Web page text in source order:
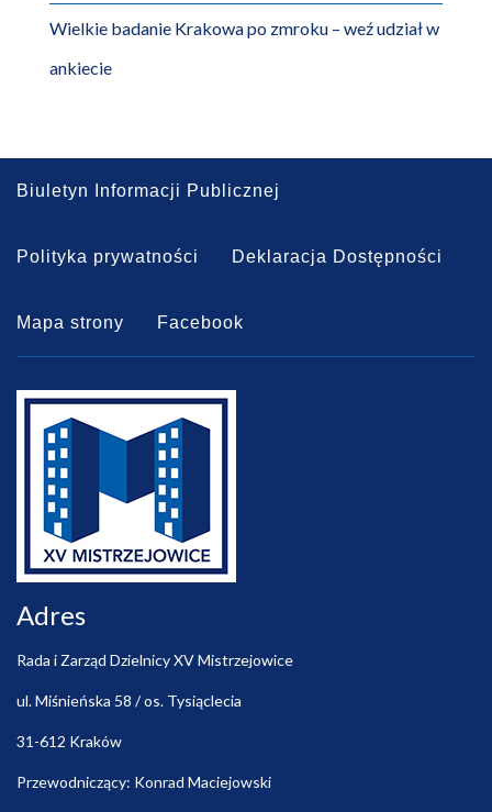
Wielkie badanie Krakowa po zmroku – weź udział w
ankiecie
Biuletyn Informacji Publicznej
Polityka prywatności Deklaracja Dostępności
Mapa strony Facebook
Adres
Rada i Zarząd Dzielnicy XV Mistrzejowice
ul. Miśnieńska 58 / os. Tysiąclecia
31-612 Kraków
Przewodniczący: Konrad Maciejowski